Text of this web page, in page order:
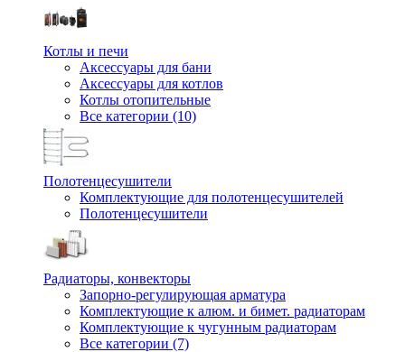
Котлы и печи
Аксессуары для бани
Аксессуары для котлов
Котлы отопительные
Все категории (10)
Полотенцесушители
Комплектующие для полотенцесушителей
Полотенцесушители
Радиаторы, конвекторы
Запорно-регулирующая арматура
Комплектующие к алюм. и бимет. радиаторам
Комплектующие к чугунным радиаторам
Все категории (7)